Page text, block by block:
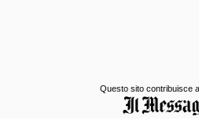
Questo sito contribuisce